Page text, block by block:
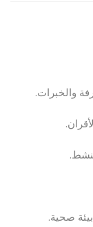
والخبرات.
صحية.